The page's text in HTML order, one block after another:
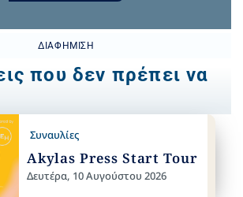
ΔΙΑΦΉΜΙΣΗ
που δεν πρέπει να
Συναυλίες
Akylas Press Start Tour
Δευτέρα, 10 Αυγούστου 2026